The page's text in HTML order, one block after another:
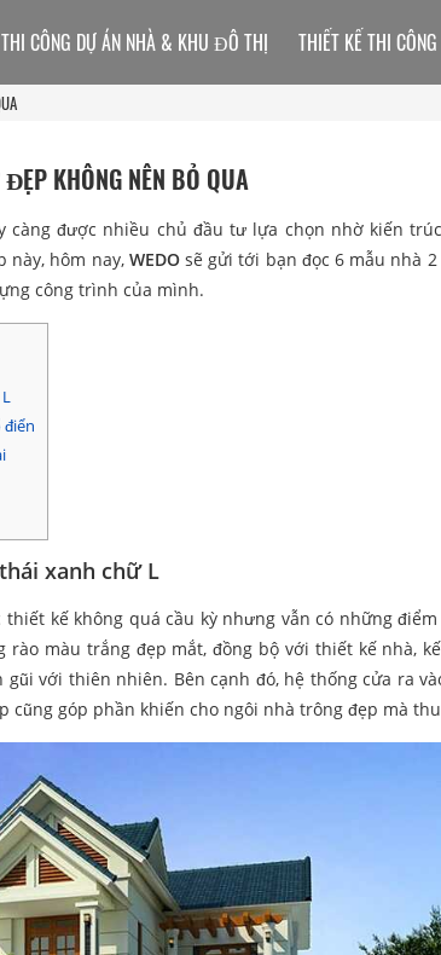
KHÔNG NÊN BỎ QUA
càng được nhiều chủ đầu tư lựa chọn nhờ kiến
này, hôm nay, WEDO sẽ gửi tới bạn đọc 6 mẫu nhà
công trình của mình.
xanh chữ L
thiết kế không quá cầu kỳ nhưng vẫn có những
màu trắng đẹp mắt, đồng bộ với thiết kế nhà,
với thiên nhiên. Bên cạnh đó, hệ thống cửa ra
góp phần khiến cho ngôi nhà trông đẹp mà
CÔNG DỰ ÁN NHÀ & KHU ĐÔ THỊ THIẾT KẾ THI